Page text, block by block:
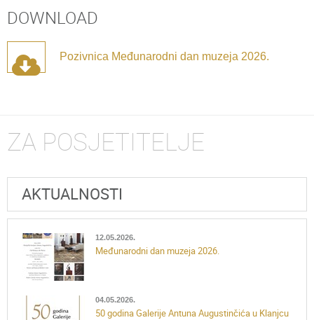
DOWNLOAD
Pozivnica Međunarodni dan muzeja 2026.
ZA POSJETITELJE
AKTUALNOSTI
12.05.2026.
Međunarodni dan muzeja 2026.
04.05.2026.
50 godina Galerije Antuna Augustinčića u Klanjcu